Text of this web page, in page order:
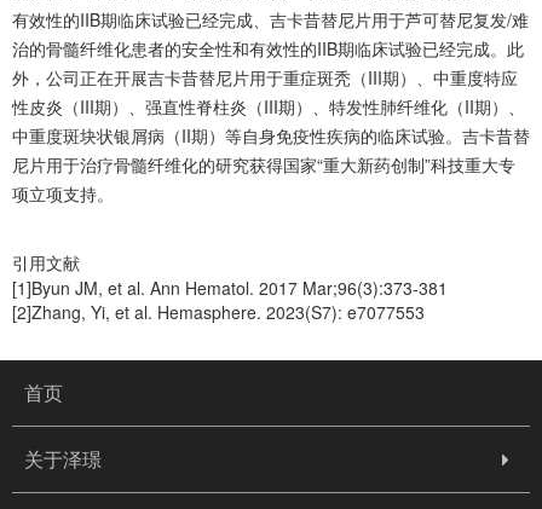
有效性的IIB期临床试验已经完成、吉卡昔替尼片用于芦可替尼复发/难
治的骨髓纤维化患者的安全性和有效性的IIB期临床试验已经完成。此
外，公司正在开展吉卡昔替尼片用于重症斑秃（III期）、中重度特应
性皮炎（III期）、强直性脊柱炎（III期）、特发性肺纤维化（II期）、
中重度斑块状银屑病（II期）等自身免疫性疾病的临床试验。吉卡昔替
尼片用于治疗骨髓纤维化的研究获得国家“重大新药创制”科技重大专
项立项支持。
引用文献
[1]Byun JM, et al. Ann Hematol. 2017 Mar;96(3):373-381
[2]Zhang, Yi, et al. Hemasphere. 2023(S7): e7077553
首页
关于泽璟